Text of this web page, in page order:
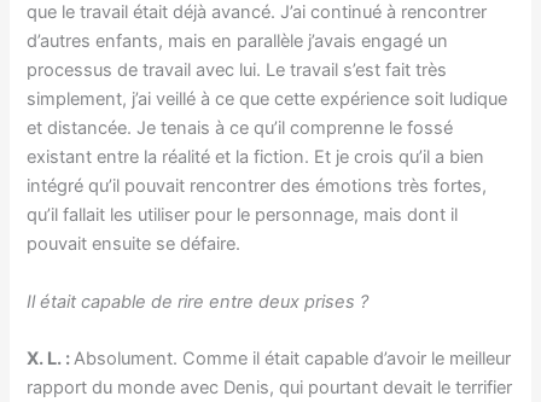
que le travail était déjà avancé. J’ai continué à rencontrer
d’autres enfants, mais en parallèle j’avais engagé un
processus de travail avec lui. Le travail s’est fait très
simplement, j’ai veillé à ce que cette expérience soit ludique
et distancée. Je tenais à ce qu’il comprenne le fossé
existant entre la réalité et la fiction. Et je crois qu’il a bien
intégré qu’il pouvait rencontrer des émotions très fortes,
qu’il fallait les utiliser pour le personnage, mais dont il
pouvait ensuite se défaire.
Il était capable de rire entre deux prises ?
X. L. :Absolument. Comme il était capable d’avoir le meilleur
rapport du monde avec Denis, qui pourtant devait le terrifier